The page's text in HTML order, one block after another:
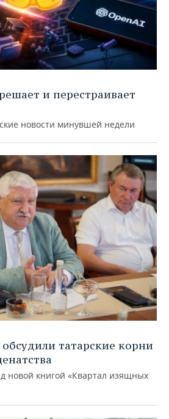
и перестраивает
новости минувшей недели
татарские корни
новой книгой «Квартал изящных